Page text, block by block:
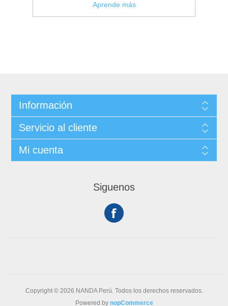
Información
Servicio al cliente
Mi cuenta
Siguenos
Copyright © 2026 NANDA Perú. Todos los derechos reservados.
Powered by nopCommerce
Aprende más